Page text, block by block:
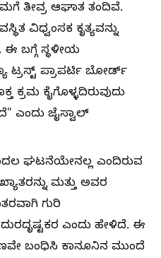
ತೀವ್ರ ಆಘಾತ ತಂದಿವೆ.
ವಿಧ್ವಂಸಕ ಕೃತ್ಯವನ್ನು
ಈ ಬಗ್ಗೆ ಸ್ಥಳೀಯ
ಟ್ರಸ್ಟ್ ಪ್ರಾಪರ್ಟಿ ಬೋರ್ಡ್
ಕೈಗೊಳ್ಳದಿರುವುದು
ಜೈಸ್ವಾಲ್
ಘಟನೆಯೇನಲ್ಲ ಎಂದಿರುವ
ಮತ್ತು ಅವರ
ಗುರಿ
ಎಂದು ಹೇಳಿದೆ. ಈ
ಬಂಧಿಸಿ ಕಾನೂನಿನ ಮುಂದೆ